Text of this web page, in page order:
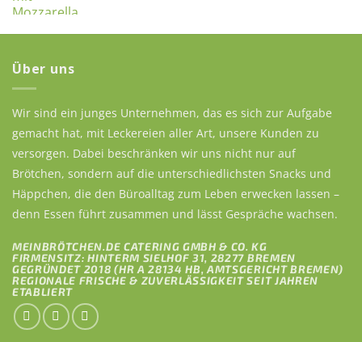
4,20 €
Über uns
Wir sind ein junges Unternehmen, das es sich zur Aufgabe
gemacht hat, mit Leckereien aller Art, unsere Kunden zu
versorgen. Dabei beschränken wir uns nicht nur auf
Brötchen, sondern auf die unterschiedlichsten Snacks und
Häppchen, die den Büroalltag zum Leben erwecken lassen –
denn Essen führt zusammen und lässt Gespräche wachsen.
MEINBRÖTCHEN.DE CATERING GMBH & CO. KG
FIRMENSITZ: HINTERM SIELHOF 31, 28277 BREMEN
GEGRÜNDET 2018 (HR A 28134 HB, AMTSGERICHT BREMEN)
REGIONALE FRISCHE & ZUVERLÄSSIGKEIT SEIT JAHREN
ETABLIERT